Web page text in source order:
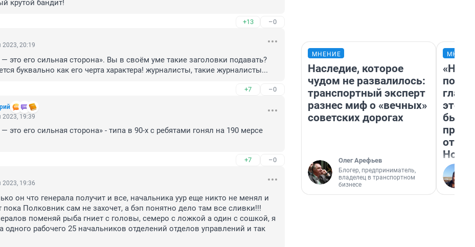
крутой бандит!
+13 –0
2023, 20:19
это его сильная сторона». Вы в своём уме такие заголовки подавать?
буквально как его черта характера! журналисты, такие журналисты...
+7 –0
2023, 19:39
это его сильная сторона» - типа в 90-х с ребятами гонял на 190 мерсе
+7 –0
2023, 19:36
он что генерала получит и все, начальника уур еще никто не менял и
пока Полковник сам не захочет, а бэп понятно дело там все сливки!!!
поменяй рыба гниет с головы, семеро с ложкой а один с сошкой, я
одного рабочего 25 начальников отделений отделов управлений и так
МНЕНИЕ
Наследие, которое
чудом не развалилось:
транспортный эксперт
разнес миф о «вечных»
советских дорогах
Олег Арефьев
Блогер, предприниматель,
владелец в транспортном
бизнесе
этого
бьет